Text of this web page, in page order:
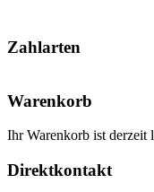
Zahlarten
Warenkorb
Ihr Warenkorb ist derzeit
Direktkontakt